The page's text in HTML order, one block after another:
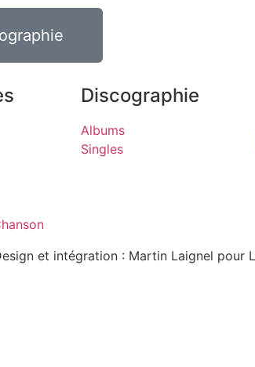
Discographie
Albums
Singles
et intégration : Martin Laignel pour